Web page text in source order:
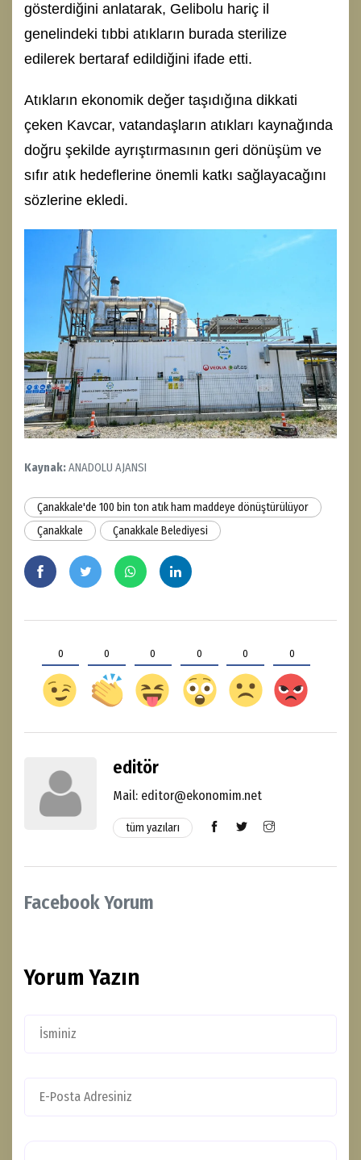
gösterdiğini anlatarak, Gelibolu hariç il
genelindeki tıbbi atıkların burada sterilize
edilerek bertaraf edildiğini ifade etti.
Atıkların ekonomik değer taşıdığına dikkati
çeken Kavcar, vatandaşların atıkları kaynağında
doğru şekilde ayrıştırmasının geri dönüşüm ve
sıfır atık hedeflerine önemli katkı sağlayacağını
sözlerine ekledi.
Kaynak:ANADOLU AJANSI
Çanakkale'de 100 bin ton atık ham maddeye dönüştürülüyor
Çanakkale
Çanakkale Belediyesi
0 0 0 0 0 0
editör
Mail: editor@ekonomim.net
tüm yazıları
Facebook Yorum
Yorum Yazın